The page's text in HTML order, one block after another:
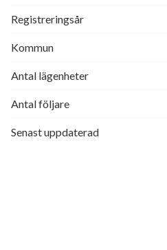
Registreringsår
Kommun
Antal lägenheter
Antal följare
Senast uppdaterad